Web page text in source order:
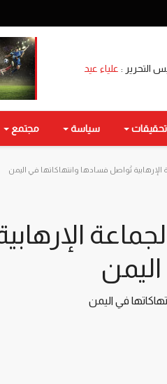
التحرير : علياء عيد
تحقيقات سياسة مجتمع
تُواصل فسادها وانتهاكاتها في اليمن
في اليمن